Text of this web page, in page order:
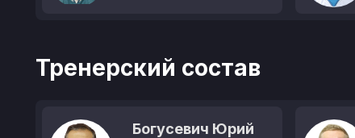
Тренерский состав
Богусевич Юрий